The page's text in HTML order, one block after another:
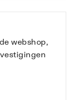
webshop,